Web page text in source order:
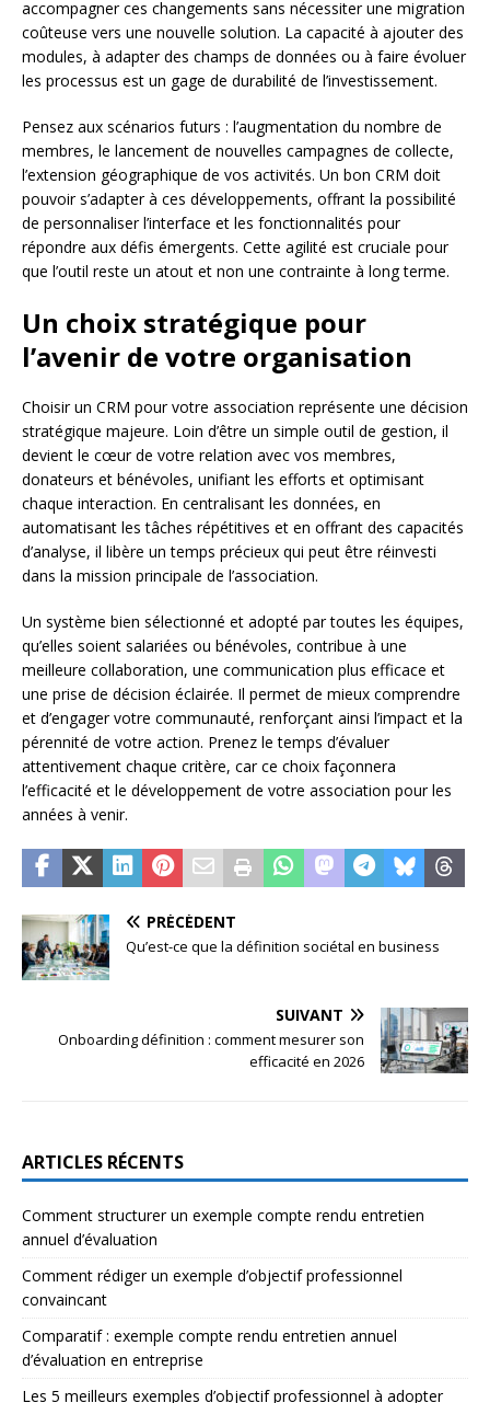
accompagner ces changements sans nécessiter une migration
coûteuse vers une nouvelle solution. La capacité à ajouter des
modules, à adapter des champs de données ou à faire évoluer
les processus est un gage de durabilité de l’investissement.
Pensez aux scénarios futurs : l’augmentation du nombre de
membres, le lancement de nouvelles campagnes de collecte,
l’extension géographique de vos activités. Un bon CRM doit
pouvoir s’adapter à ces développements, offrant la possibilité
de personnaliser l’interface et les fonctionnalités pour
répondre aux défis émergents. Cette agilité est cruciale pour
que l’outil reste un atout et non une contrainte à long terme.
Un choix stratégique pour
l’avenir de votre organisation
Choisir un CRM pour votre association représente une décision
stratégique majeure. Loin d’être un simple outil de gestion, il
devient le cœur de votre relation avec vos membres,
donateurs et bénévoles, unifiant les efforts et optimisant
chaque interaction. En centralisant les données, en
automatisant les tâches répétitives et en offrant des capacités
d’analyse, il libère un temps précieux qui peut être réinvesti
dans la mission principale de l’association.
Un système bien sélectionné et adopté par toutes les équipes,
qu’elles soient salariées ou bénévoles, contribue à une
meilleure collaboration, une communication plus efficace et
une prise de décision éclairée. Il permet de mieux comprendre
et d’engager votre communauté, renforçant ainsi l’impact et la
pérennité de votre action. Prenez le temps d’évaluer
attentivement chaque critère, car ce choix façonnera
l’efficacité et le développement de votre association pour les
années à venir.
PRÉCÉDENT
Qu’est-ce que la définition sociétal en business
SUIVANT
Onboarding définition : comment mesurer son
efficacité en 2026
ARTICLES RÉCENTS
Comment structurer un exemple compte rendu entretien
annuel d’évaluation
Comment rédiger un exemple d’objectif professionnel
convaincant
Comparatif : exemple compte rendu entretien annuel
d’évaluation en entreprise
Les 5 meilleurs exemples d’objectif professionnel à adopter